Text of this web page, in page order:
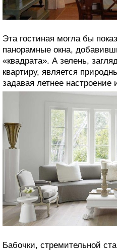
Эта гостиная могла бы
панорамные окна,
«квадрата». А зелень,
квартиру, является
задавая летнее настроение
Бабочки, стремительной